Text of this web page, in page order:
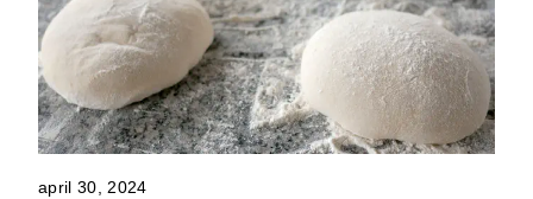
april 30, 2024